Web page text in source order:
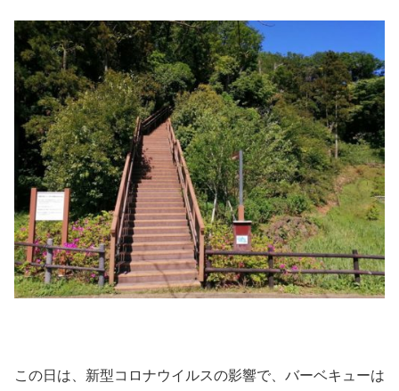
この日は、新型コロナウイルスの影響で、バーベキューは